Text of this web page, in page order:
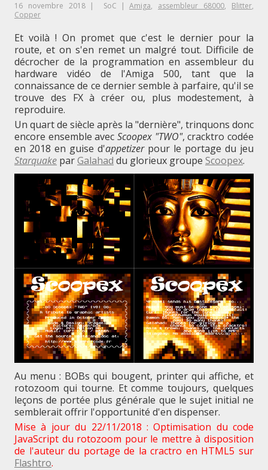
of
d’une
cracktro
AGA
sur
16 novembre 2018 SoC Amiga, assembleur 68000, Blitter,
Copper
Et voilà ! On promet que c'est le dernier pour la
route, et on s'en remet un malgré tout. Difficile de
décrocher de la programmation en assembleur du
hardware vidéo de l'Amiga 500, tant que la
connaissance de ce dernier semble à parfaire, qu'il se
trouve des FX à créer ou, plus modestement, à
reproduire.
Un quart de siècle après la "dernière", trinquons donc
encore ensemble avec Scoopex "TWO", cracktro codée
en 2018 en guise d'appetizerpour le portage du jeu
Starquake parGalahad du glorieux groupe Scoopex.
Au menu : BOBs qui bougent, printer qui affiche, et
rotozoom qui tourne. Et comme toujours, quelques
leçons de portée plus générale que le sujet initial ne
semblerait offrir l'opportunité d'en dispenser.
Mise à jour du 22/11/2018 : Optimisation du code
JavaScript du rotozoom pour le mettre à disposition
de l'auteur du portage de la cractro en HTML5 sur
Flashtro.